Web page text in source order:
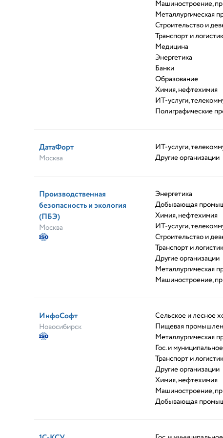
Машиностроение,
Металлургическая
Строительство и
Транспорт и
Медицина
Энергетика
Банки
Образование
Химия, нефтехимия
ИТ-услуги,
Полиграфические
ДатаФорт
Москва
ИТ-услуги,
Другие организации
Производственная
безопасность и экология
(ПБЭ)
Москва
Энергетика
Добывающая
Химия, нефтехимия
ИТ-услуги,
Строительство и
Транспорт и
Другие организации
Металлургическая
Машиностроение,
ИнфоСофт
Новосибирск
Сельское и лесное
Пищевая
Металлургическая
Гос. и
Транспорт и
Другие организации
Химия, нефтехимия
Машиностроение,
Добывающая